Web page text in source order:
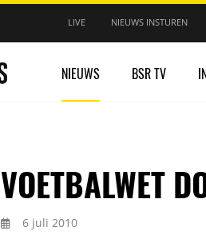
LIVE NIEUWS INSTUREN
NIEUWS BSR TV
VOETBALWET
6 juli 2010